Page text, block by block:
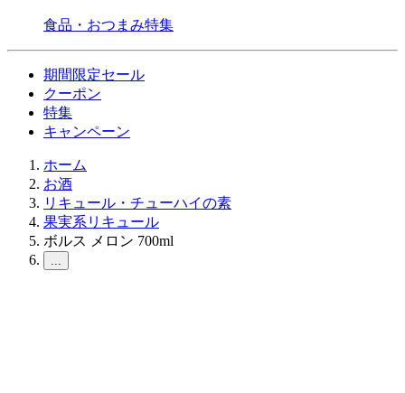
食品・おつまみ特集
期間限定セール
クーポン
特集
キャンペーン
ホーム
お酒
リキュール・チューハイの素
果実系リキュール
ボルス メロン 700ml
...